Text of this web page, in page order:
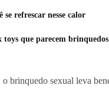
refrescar nesse calor
que parecem brinquedos
brinquedo sexual leva